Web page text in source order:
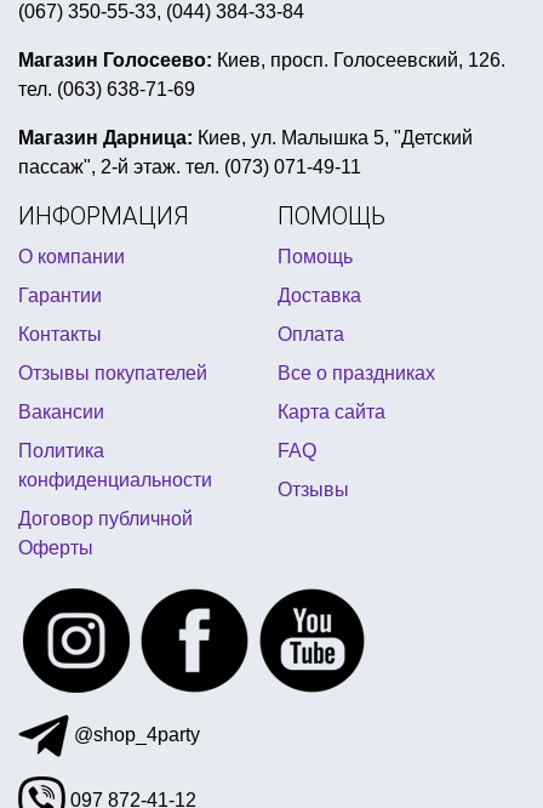
(067) 350-55-33, (044) 384-33-84
Магазин Голосеево: Киев, просп. Голосеевский, 126.
тел. (063) 638-71-69
Магазин Дарница: Киев, ул. Малышка 5, "Детский
пассаж", 2-й этаж. тел. (073) 071-49-11
ИНФОРМАЦИЯ
О компании
Гарантии
Контакты
Отзывы покупателей
Вакансии
Политика
конфиденциальности
Договор публичной
Оферты
ПОМОЩЬ
Помощь
Доставка
Оплата
Все о праздниках
Карта сайта
FAQ
Отзывы
@shop_4party
097 872-41-12